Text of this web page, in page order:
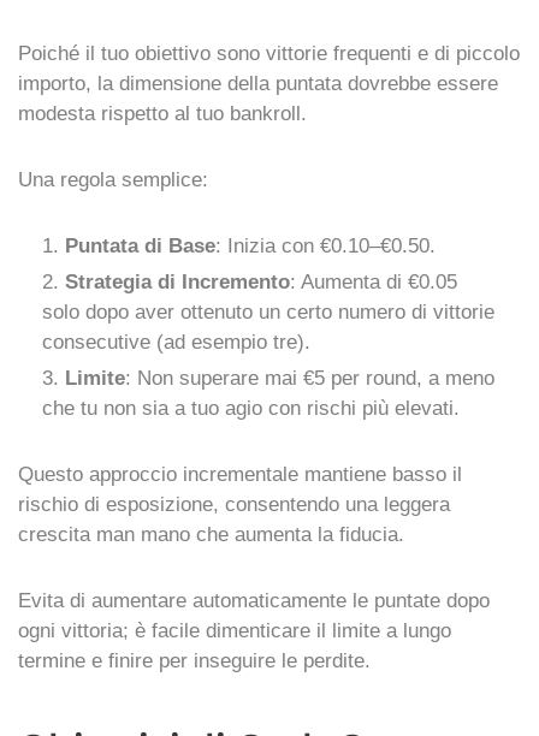
Poiché il tuo obiettivo sono vittorie frequenti e di piccolo
importo, la dimensione della puntata dovrebbe essere
modesta rispetto al tuo bankroll.
Una regola semplice:
Puntata di Base: Inizia con €0.10–€0.50.
Strategia di Incremento: Aumenta di €0.05
solo dopo aver ottenuto un certo numero di vittorie
consecutive (ad esempio tre).
Limite: Non superare mai €5 per round, a meno
che tu non sia a tuo agio con rischi più elevati.
Questo approccio incrementale mantiene basso il
rischio di esposizione, consentendo una leggera
crescita man mano che aumenta la fiducia.
Evita di aumentare automaticamente le puntate dopo
ogni vittoria; è facile dimenticare il limite a lungo
termine e finire per inseguire le perdite.